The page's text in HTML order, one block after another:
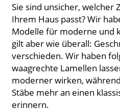
Sie sind unsicher, welcher
Ihrem Haus passt? Wir
Modelle für moderne und
gilt aber wie überall:
verschieden. Wir haben
waagrechte Lamellen
moderner wirken,
Stäbe mehr an einen
erinnern.